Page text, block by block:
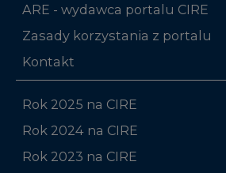
ARE - wydawca portalu CIRE
Zasady korzystania z portalu
Kontakt
Rok 2025 na CIRE
Rok 2024 na CIRE
Rok 2023 na CIRE